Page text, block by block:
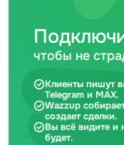
чтобы не
Клиенты пишут
Telegram и MAX.
Wazzup
создает сделки.
Вы всё видите и
будет.